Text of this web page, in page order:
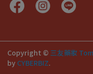
Copyright © 三友藥妝
by CYBERBIZ.